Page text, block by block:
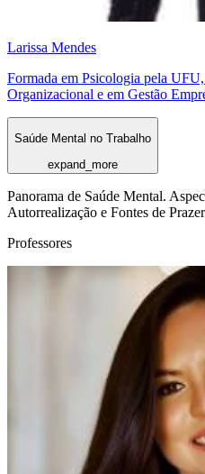
Larissa Mendes
Formada em Psicologia pela
Organizacional e em Gestão
Saúde Mental no Trabalho
expand_more
Panorama de Saúde Mental.
Autorrealização e Fontes de
Professores